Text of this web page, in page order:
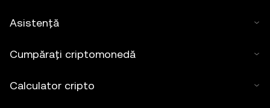
Asistență
Cumpărați criptomonedă
Calculator cripto